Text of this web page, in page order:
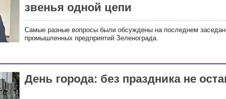
звенья одной цепи
Самые разные вопросы были обсуждены на последнем
промышленных предприятий Зеленограда.
День города: без праздника не